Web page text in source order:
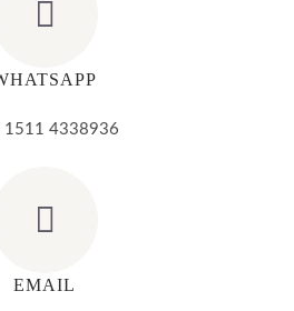
1511 4338936
EMAIL